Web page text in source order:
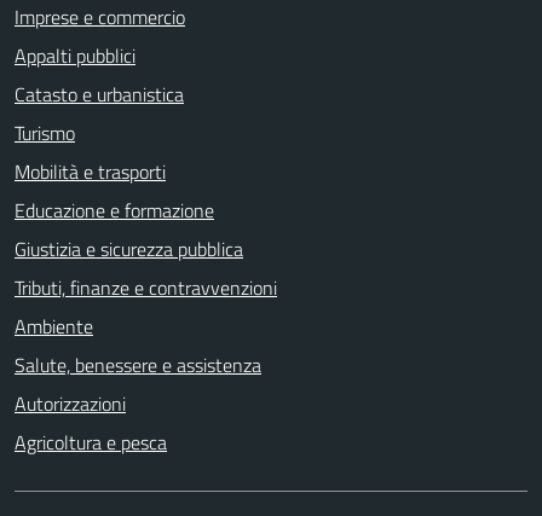
Imprese e commercio
Appalti pubblici
Catasto e urbanistica
Turismo
Mobilità e trasporti
Educazione e formazione
Giustizia e sicurezza pubblica
Tributi, finanze e contravvenzioni
Ambiente
Salute, benessere e assistenza
Autorizzazioni
Agricoltura e pesca